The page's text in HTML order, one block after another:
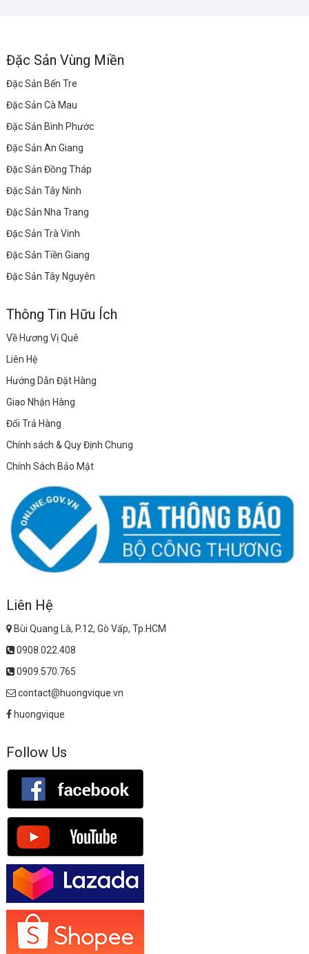
Đặc Sản Vùng Miền
Đặc Sản Bến Tre
Đặc Sản Cà Mau
Đặc Sản Bình Phước
Đặc Sản An Giang
Đặc Sản Đồng Tháp
Đặc Sản Tây Ninh
Đặc Sản Nha Trang
Đặc Sản Trà Vinh
Đặc Sản Tiền Giang
Đặc Sản Tây Nguyên
Thông Tin Hữu Ích
Về Hương Vị Quê
Liên Hệ
Hướng Dẫn Đặt Hàng
Giao Nhận Hàng
Đổi Trả Hàng
Chính sách & Quy Định Chung
Chính Sách Bảo Mật
Liên Hệ
Bùi Quang Là, P.12, Gò Vấp, Tp.HCM
0908.022.408
0909.570.765
contact@huongvique.vn
huongvique
Follow Us